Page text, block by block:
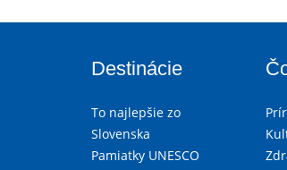
Destinácie
To najlepšie zo
Slovenska
Pamiatky UNESCO